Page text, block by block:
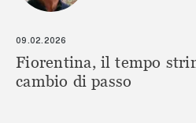
09.02.2026
Fiorentina, il tempo
cambio di passo